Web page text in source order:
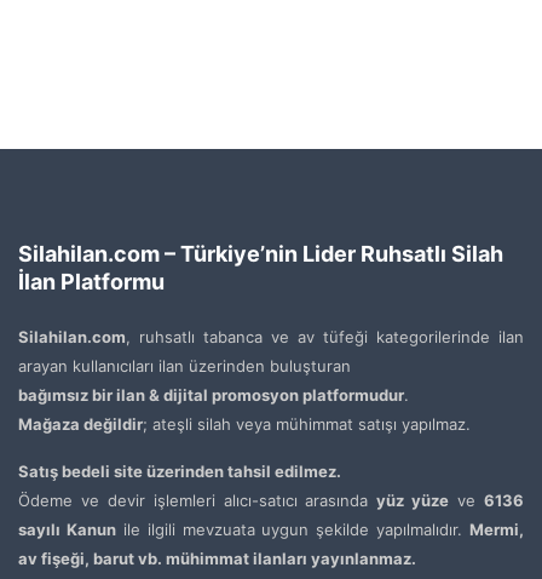
Silahilan.com – Türkiye’nin Lider Ruhsatlı Silah
İlan Platformu
Silahilan.com, ruhsatlı tabanca ve av tüfeği kategorilerinde ilan
arayan kullanıcıları ilan üzerinden buluşturan
bağımsız bir ilan & dijital promosyon platformudur.
Mağaza değildir; ateşli silah veya mühimmat satışı yapılmaz.
Satış bedeli site üzerinden tahsil edilmez.
Ödeme ve devir işlemleri alıcı-satıcı arasındayüz yüze ve6136
sayılı Kanunile ilgili mevzuata uygun şekilde yapılmalıdır. Mermi,
av fişeği, barut vb. mühimmat ilanları yayınlanmaz.